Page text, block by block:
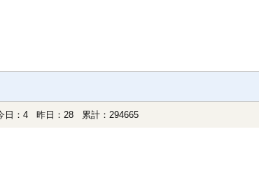
日：4 昨日：28 累計：294665